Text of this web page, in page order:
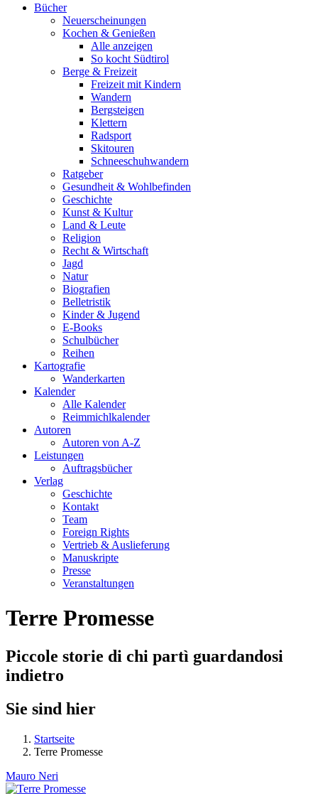
Bücher
Neuerscheinungen
Kochen & Genießen
Alle anzeigen
So kocht Südtirol
Berge & Freizeit
Freizeit mit Kindern
Wandern
Bergsteigen
Klettern
Radsport
Skitouren
Schneeschuhwandern
Ratgeber
Gesundheit & Wohlbefinden
Geschichte
Kunst & Kultur
Land & Leute
Religion
Recht & Wirtschaft
Jagd
Natur
Biografien
Belletristik
Kinder & Jugend
E-Books
Schulbücher
Reihen
Kartografie
Wanderkarten
Kalender
Alle Kalender
Reimmichlkalender
Autoren
Autoren von A-Z
Leistungen
Auftragsbücher
Verlag
Geschichte
Kontakt
Team
Foreign Rights
Vertrieb & Auslieferung
Manuskripte
Presse
Veranstaltungen
Terre Promesse
Piccole storie di chi partì guardandosi
indietro
Sie sind hier
Startseite
Terre Promesse
Mauro Neri